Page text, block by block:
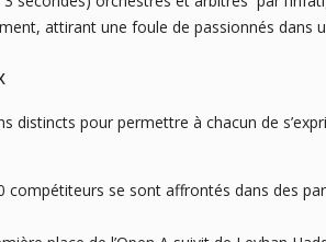
attirant une foule de passionnés dans
distincts pour permettre à chacun de
compétiteurs se sont affrontés dans des